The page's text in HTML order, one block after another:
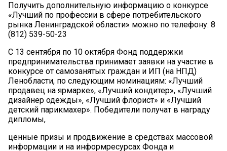
Получить дополнительную информацию о конкурсе
«Лучший по профессии в сфере потребительского
рынка Ленинградской области» можно по телефону: 8
(812) 539-50-23
С 13 сентября по 10 октября Фонд поддержки
предпринимательства принимает заявки на участие в
конкурсе от самозанятых граждан и ИП (на НПД)
Ленобласти, по следующим номинациям: «Лучший
продавец на ярмарке», «Лучший кондитер», «Лучший
дизайнер одежды», «Лучший флорист» и «Лучший
детский парикмахер». Победители получат в награду
дипломы,
ценные призы и продвижение в средствах массовой
информации и на информресурсах Фонда и